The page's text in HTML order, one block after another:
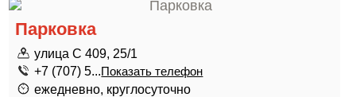
Парковка
улица С 409, 25/1
+7 (707) 5...Показать телефон
ежедневно, круглосуточно